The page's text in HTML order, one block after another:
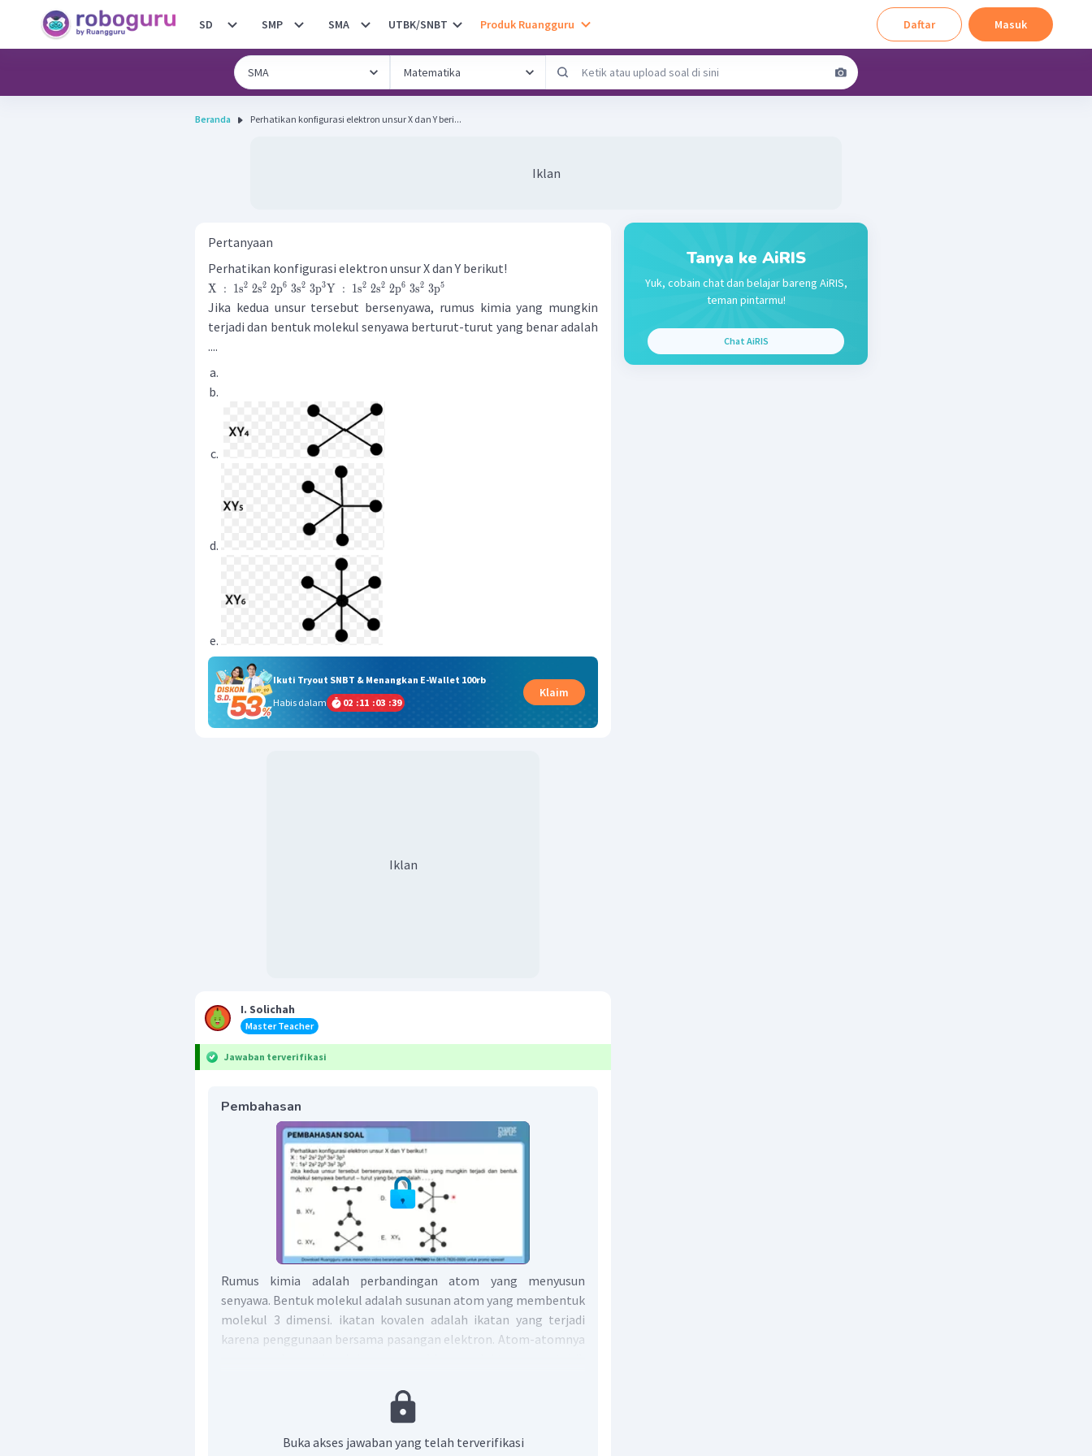
SD SMP SMA UTBK/SNBT Produk Ruangguru Daftar Masuk
Beranda Perhatikan konfigurasi elektron unsur X dan Y beri...
Iklan
Pertanyaan
Perhatikan konfigurasi elektron unsur X dan Y berikut!
X : 1s2 2s2 2p6 3s2 3p3Y : 1s2 2s2 2p6 3s2 3p5
Jika kedua unsur tersebut bersenyawa, rumus kimia yang mungkin
terjadi dan bentuk molekul senyawa berturut-turut yang benar adalah
....
Ikuti Tryout SNBT & Menangkan E-Wallet 100rb
Habis dalam
02 :11 :03 :38
Klaim
Iklan
I. Solichah
Master Teacher
Jawaban terverifikasi
Pembahasan
Rumus kimia adalah perbandingan atom yang menyusun
senyawa. Bentuk molekul adalah susunan atom yang membentuk
molekul 3 dimensi. ikatan kovalen adalah ikatan yang terjadi
karena penggunaan bersama pasangan elektron. Atom-atomnya
dari kaidah oktet atau duplet (kestabilan konfigurasi elektron
membentuk
(x1
Buka akses jawaban yang telah terverifikasi
Tanya ke AiRIS
Yuk, cobain chat dan belajar bareng AiRIS,
teman pintarmu!
Chat AiRIS